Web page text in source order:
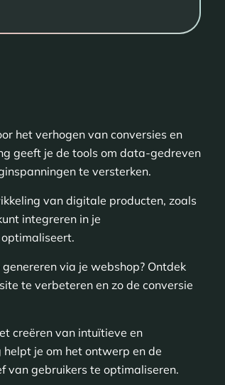
het verhogen van conversies en
geeft je de tools om data-gedreven
te versterken.
van digitale producten, zoals
integreren in je
via je webshop? Ontdek
te verbeteren en zo de conversie
creëren van intuïtieve en
je om het ontwerp en de
van gebruikers te optimaliseren.